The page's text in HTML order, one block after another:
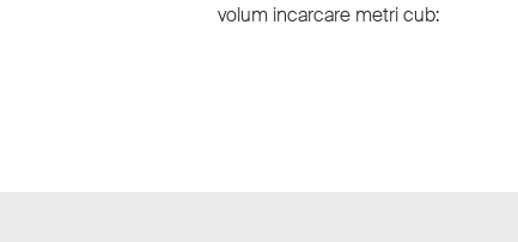
volum incarcare metri cub: